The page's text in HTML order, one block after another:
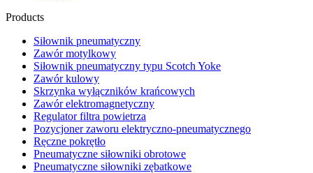
Products
Siłownik pneumatyczny
Zawór motylkowy
Siłownik pneumatyczny typu Scotch Yoke
Zawór kulowy
Skrzynka wyłączników krańcowych
Zawór elektromagnetyczny
Regulator filtra powietrza
Pozycjoner zaworu elektryczno-pneumatycznego
Ręczne pokrętło
Pneumatyczne siłowniki obrotowe
Pneumatyczne siłowniki zębatkowe